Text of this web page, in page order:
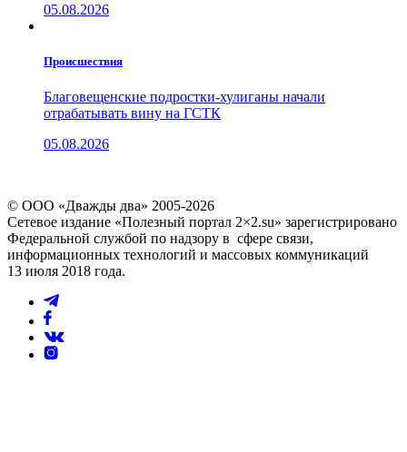
05.08.2026
Проиcшествия
Благовещенские подростки-хулиганы начали
отрабатывать вину на ГСТК
05.08.2026
© ООО «Дважды два» 2005-2026
Сетевое издание «Полезный портал 2×2.su» зарегистрировано
Федеральной службой по надзору в сфере связи,
информационных технологий и массовых коммуникаций
13 июля 2018 года.